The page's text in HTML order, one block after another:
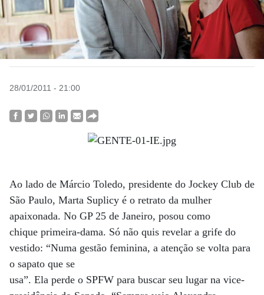
28/01/2011 - 21:00
Ao lado de Márcio Toledo, presidente do Jockey Club de
São Paulo, Marta Suplicy é o retrato da mulher
apaixonada. No GP 25 de Janeiro, posou como
chique primeira-dama. Só não quis revelar a grife do
vestido: “Numa gestão feminina, a atenção se volta para
o sapato que se
usa”. Ela perde o SPFW para buscar seu lugar na vice-